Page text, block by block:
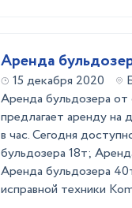
Аренда
15 декабря 2020
Аренда бульдозера
предлагает аренду на
в час. Сегодня
бульдозера 18т;
Аренда бульдозера
исправной техники